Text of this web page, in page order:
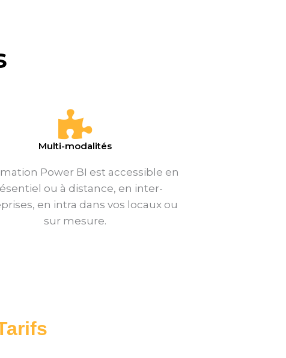
Multi-modalités
Power BI est accessible en
ou à distance, en inter-
en intra dans vos locaux ou
sur mesure.